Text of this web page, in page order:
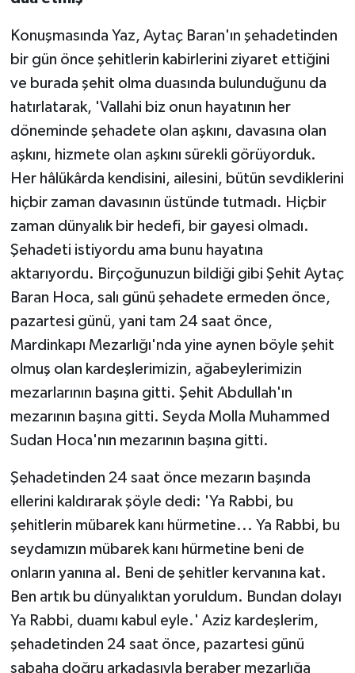
Konuşmasında Yaz, Aytaç Baran'ın şehadetinden
bir gün önce şehitlerin kabirlerini ziyaret ettiğini
ve burada şehit olma duasında bulunduğunu da
hatırlatarak, 'Vallahi biz onun hayatının her
döneminde şehadete olan aşkını, davasına olan
aşkını, hizmete olan aşkını sürekli görüyorduk.
Her hâlükârda kendisini, ailesini, bütün sevdiklerini
hiçbir zaman davasının üstünde tutmadı. Hiçbir
zaman dünyalık bir hedefi, bir gayesi olmadı.
Şehadeti istiyordu ama bunu hayatına
aktarıyordu. Birçoğunuzun bildiği gibi Şehit Aytaç
Baran Hoca, salı günü şehadete ermeden önce,
pazartesi günü, yani tam 24 saat önce,
Mardinkapı Mezarlığı'nda yine aynen böyle şehit
olmuş olan kardeşlerimizin, ağabeylerimizin
mezarlarının başına gitti. Şehit Abdullah'ın
mezarının başına gitti. Seyda Molla Muhammed
Sudan Hoca'nın mezarının başına gitti.
Şehadetinden 24 saat önce mezarın başında
ellerini kaldırarak şöyle dedi: 'Ya Rabbi, bu
şehitlerin mübarek kanı hürmetine... Ya Rabbi, bu
seydamızın mübarek kanı hürmetine beni de
onların yanına al. Beni de şehitler kervanına kat.
Ben artık bu dünyalıktan yoruldum. Bundan dolayı
Ya Rabbi, duamı kabul eyle.' Aziz kardeşlerim,
şehadetinden 24 saat önce, pazartesi günü
sabaha doğru arkadaşıyla beraber mezarlığa